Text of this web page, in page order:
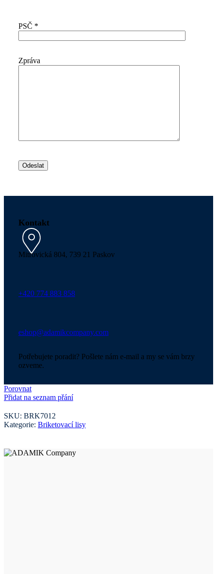
PSČ *
Zpráva
Kontakt
Mitrovická 804, 739 21 Paskov
+420 774 883 858
eshop@adamikcompany.com
Potřebujete poradit? Pošlete nám e-mail a my se vám brzy
ozveme.
Porovnat
Přidat na seznam přání
SKU: BRK7012
Kategorie: Briketovací lisy